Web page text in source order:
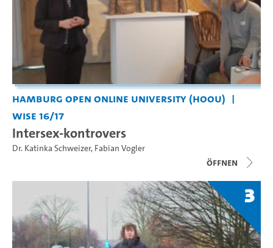
Hamburg Open Online University (HOOU)
WiSe 16/17
Intersex-kontrovers
Dr. Katinka Schweizer, Fabian Vogler
Öffnen
3